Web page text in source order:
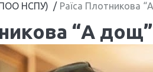
НСПУ) Раїса Плотникова
“А дощ”